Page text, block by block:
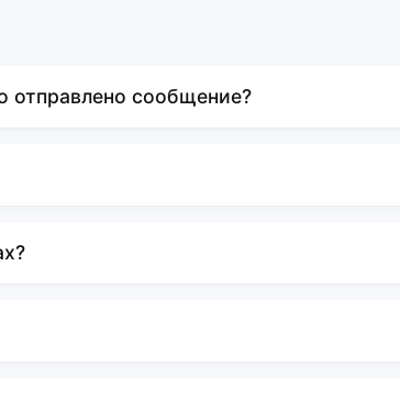
отправлено сообщение?